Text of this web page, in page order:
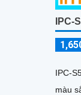
IPC-
IPC-
màu